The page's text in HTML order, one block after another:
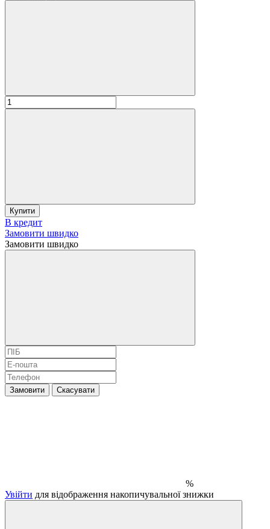
Купити
В кредит
Замовити швидко
Замовити швидко
Замовити Скасувати
%
Увійти для відображення накопичувальної знижки